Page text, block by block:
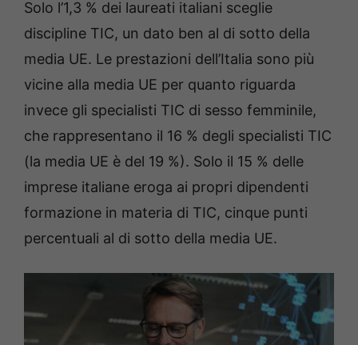
Solo l’1,3 % dei laureati italiani sceglie
discipline TIC, un dato ben al di sotto della
media UE. Le prestazioni dell’Italia sono più
vicine alla media UE per quanto riguarda
invece gli specialisti TIC di sesso femminile,
che rappresentano il 16 % degli specialisti TIC
(la media UE è del 19 %). Solo il 15 % delle
imprese italiane eroga ai propri dipendenti
formazione in materia di TIC, cinque punti
percentuali al di sotto della media UE.